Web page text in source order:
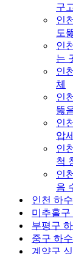
구
인
도
인
는
인
체
인
뚫
인
압
인
척
인
음
인천 하
미추홀구
부평구
중구 하
계양구